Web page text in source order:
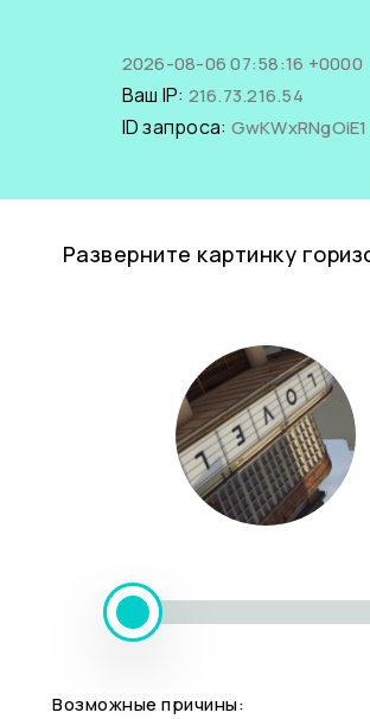
2026-08-06 07:58:16 +0000
Ваш IP: 216.73.216.54
ID запроса: GwKWxRNgOiE1
Разверните картинку
Возможные причины: